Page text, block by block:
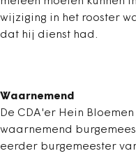
wijziging in het rooster
dat hij dienst had.
Waarnemend
De CDA'er Hein
waarnemend
eerder burgemeester